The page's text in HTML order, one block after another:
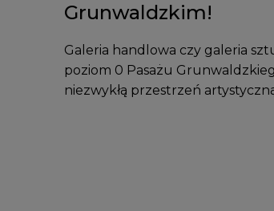
Grunwaldzkim!
Galeria handlowa czy galeria
poziom 0 Pasażu
niezwykłą przestrzeń